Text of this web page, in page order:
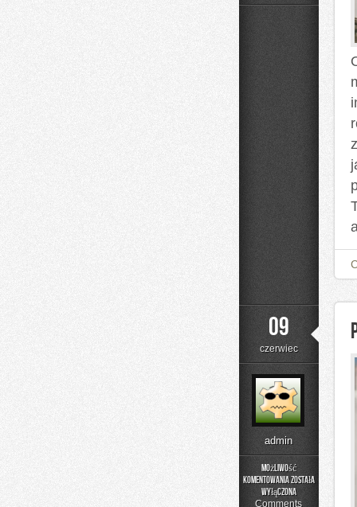
09
czerwiec
admin
Możliwość
komentowania
Podstawy
Matematyki
została
wyłączona
Comments